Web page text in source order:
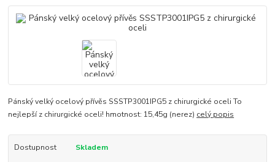
Pánský velký ocelový přívěs SSSTP3001IPG5 z chirurgické oceli To
nejlepší z chirurgické oceli! hmotnost: 15,45g (nerez) celý popis
Dostupnost Skladem